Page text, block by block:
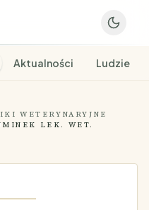
Aktualności Ludzie
WETERYNARYJNE
LEK. WET.